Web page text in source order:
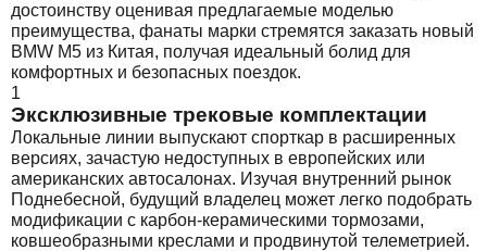
достоинству оценивая предлагаемые моделью
преимущества, фанаты марки стремятся заказать новый
BMW M5 из Китая, получая идеальный болид для
комфортных и безопасных поездок.
1
Эксклюзивные трековые комплектации
Локальные линии выпускают спорткар в расширенных
версиях, зачастую недоступных в европейских или
американских автосалонах. Изучая внутренний рынок
Поднебесной, будущий владелец может легко подобрать
модификации с карбон-керамическими тормозами,
ковшеобразными креслами и продвинутой телеметрией.